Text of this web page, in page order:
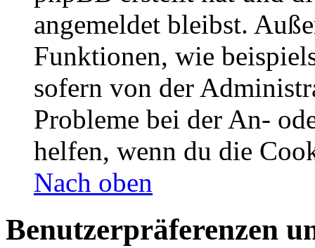
angemeldet bleibst.
Funktionen, wie
sofern von der
Probleme bei der An-
helfen, wenn du die
Nach oben
Benutzerpräferenzen